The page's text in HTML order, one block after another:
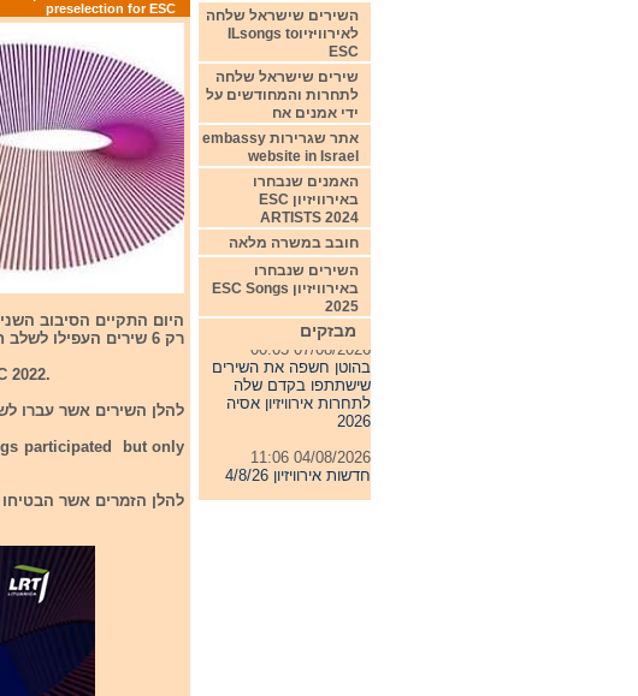
preselection for ESC
רק 6 שירים העפילו לשלב חצי הגמר.
2022.
להלן השירים אשר עברו
participated but only
להלן הזמרים אשר
השירים שישראל שלחה
לאירוויזיוILsongs to
ESC
שירים שישראל שלחה
לתחרות והמחודשים על
ידי אמנים אח
אתר שגרירות embassy
website in Israel
האמנים שנבחרו
באירוויזיון ESC
ARTISTS 2024
חובב במשרה מלאה
השירים שנבחרו
באירוויזיון ESC Songs
2025
מבזקים
07/08/2026 00:05
בהוטן חשפה את השירים
שישתתפו בקדם שלה
לתחרות אירוויזיון אסיה
2026
04/08/2026 11:06
חדשות אירוויזיון 4/8/26
31/07/2026 08:54